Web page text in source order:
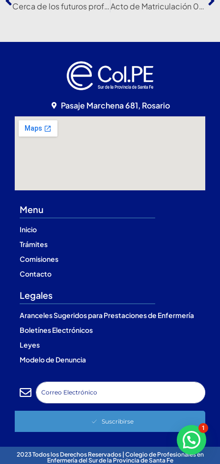
Cerca de los futuros profesionales. UNR Acto de Matriculación 07-12-23
Pasaje Marchena 681, Rosario
Menu
Inicio
Trámites
Comisiones
Contacto
Legales
Aranceles Sugeridos para Prestaciones de Enfermería
Boletínes Electrónicos
Leyes
Modelo de Denuncia
Suscribirse
2023 Todos los Derechos Reservados | Colegio de Profesionales en
Enfermería del Sur de la Provincia de Santa Fe
1